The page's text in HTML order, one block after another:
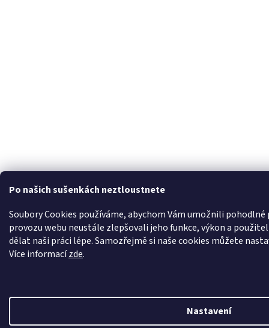
Po našich sušenkách neztloustnete
Soubory Cookies používáme, abychom Vám umožnili
provozu webu neustále zlepšovali jeho funkce, výkon a
dělat naši práci lépe. Samozřejmě si naše cookies můžete
Více informacízde.
Nastavení